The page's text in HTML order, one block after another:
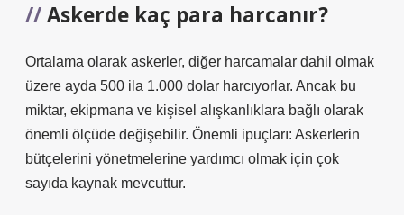
Askerde kaç para harcanır?
Ortalama olarak askerler, diğer harcamalar dahil olmak
üzere ayda 500 ila 1.000 dolar harcıyorlar. Ancak bu
miktar, ekipmana ve kişisel alışkanlıklara bağlı olarak
önemli ölçüde değişebilir. Önemli ipuçları: Askerlerin
bütçelerini yönetmelerine yardımcı olmak için çok
sayıda kaynak mevcuttur.